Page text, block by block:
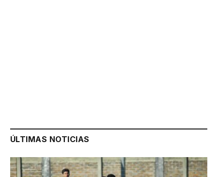
ÚLTIMAS NOTICIAS